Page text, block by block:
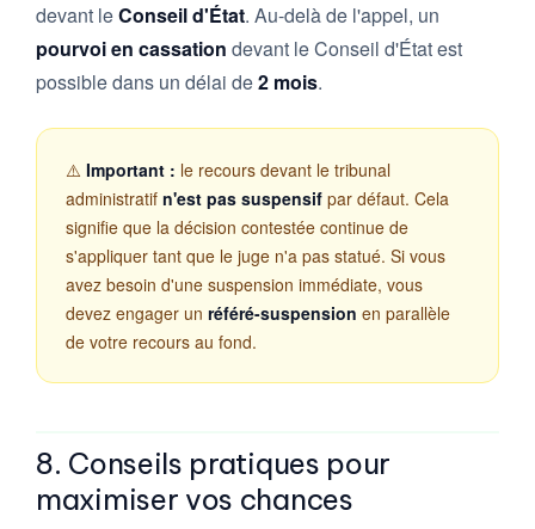
devant leConseil d'État. Au-delà de l'appel, un
pourvoi en cassation devant le Conseil d'État est
possible dans un délai de2 mois.
⚠️ Important : le recours devant le tribunal
administratif n'est pas suspensif par défaut. Cela
signifie que la décision contestée continue de
s'appliquer tant que le juge n'a pas statué. Si vous
avez besoin d'une suspension immédiate, vous
devez engager un référé-suspension en parallèle
de votre recours au fond.
8. Conseils pratiques pour
maximiser vos chances